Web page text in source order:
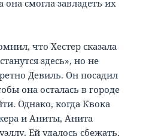
она смогла завладеть их
что Хестер сказала
здесь», но не
Девиль. Он посадил
она осталась в городе
Однако, когда Квока
и Аниты, Анита
Ей удалось сбежать,